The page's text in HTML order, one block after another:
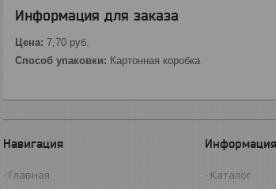
Информация для заказа
Цена: 7,70 руб.
Способ упаковки: Картонная коробка
Навигация
Главная
Информация
Каталог